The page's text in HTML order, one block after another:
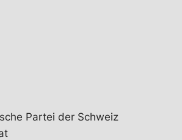
Partei der Schweiz